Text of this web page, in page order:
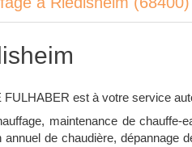
FULHABER est à votre service
maintenance de chauffe-
de chaudière, dépannage